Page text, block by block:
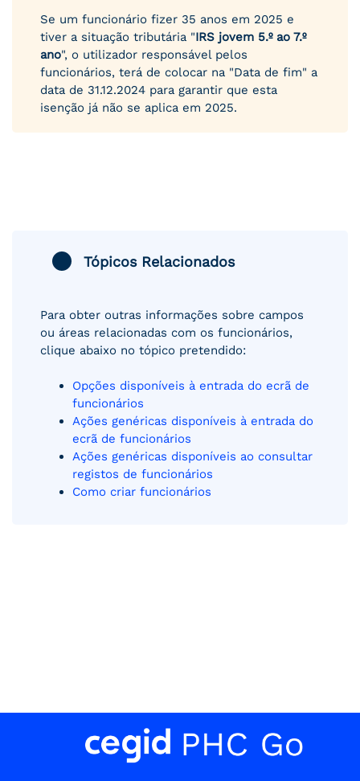
Se um funcionário fizer 35 anos em 2025 e
tiver a situação tributária "IRS jovem 5.º ao 7.º
ano", o utilizador responsável pelos
funcionários, terá de colocar na "Data de fim" a
data de 31.12.2024 para garantir que esta
isenção já não se aplica em 2025.
Tópicos Relacionados
Para obter outras informações sobre campos
ou áreas relacionadas com os funcionários,
clique abaixo no tópico pretendido:
Opções disponíveis à entrada do ecrã de
funcionários
Ações genéricas disponíveis à entrada do
ecrã de funcionários
Ações genéricas disponíveis ao consultar
registos de funcionários
Como criar funcionários